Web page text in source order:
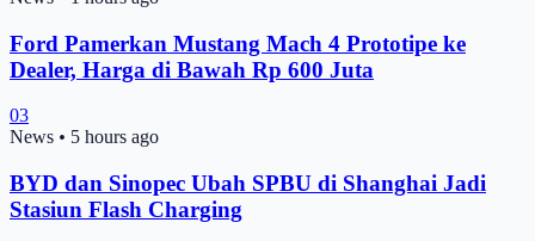
Ford Pamerkan Mustang Mach 4 Prototipe ke
Dealer, Harga di Bawah Rp 600 Juta
03
News • 5 hours ago
BYD dan Sinopec Ubah SPBU di Shanghai Jadi
Stasiun Flash Charging